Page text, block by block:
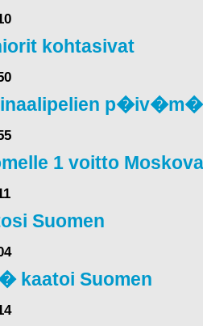
kohtasivat
1 voitto
Suomen
kaatoi Suomen